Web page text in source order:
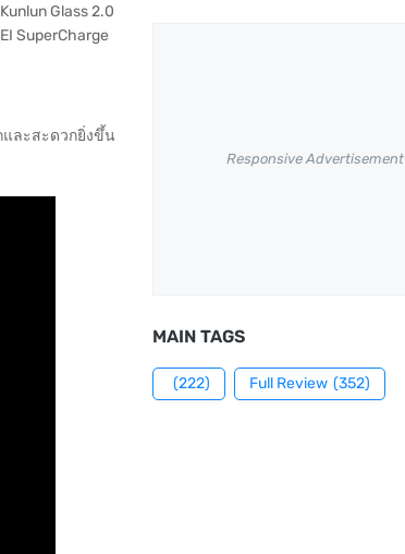
Glass 2.0
SuperCharge
และสะดวกยิ่งขึ้น
Responsive Advertisement
MAIN TAGS
(222) Full Review (352)